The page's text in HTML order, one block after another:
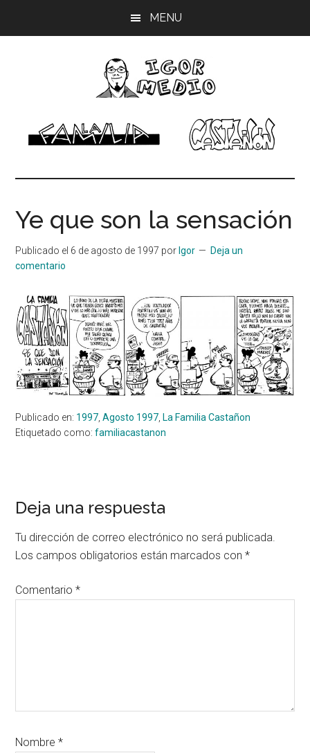
MENU
Igor
Medio
dibujante
Ye que son la sensación
Publicado el 6 de agosto de 1997 por Igor
Deja un
comentario
Publicado en: 1997 ,Agosto 1997 La Familia Castañon
Etiquetado como:familiacastanon
Interacciones
con
los
lectores
Deja una respuesta
Tu dirección de correo electrónico no será publicada.
Los campos obligatorios están marcados con*
Comentario*
Nombre*